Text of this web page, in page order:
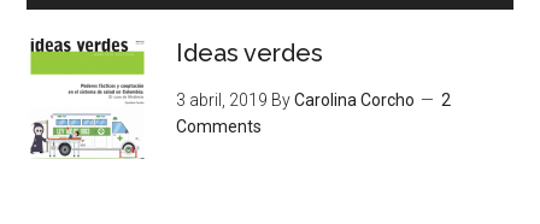
Ideas verdes
3 abril, 2019 ByCarolina Corcho
2
Comments